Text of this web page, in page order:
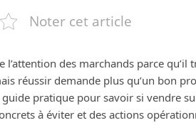
Noter cet article
l’attention des marchands parce
réussir demande plus qu’un bon
guide pratique pour savoir si vendre
à éviter et des actions